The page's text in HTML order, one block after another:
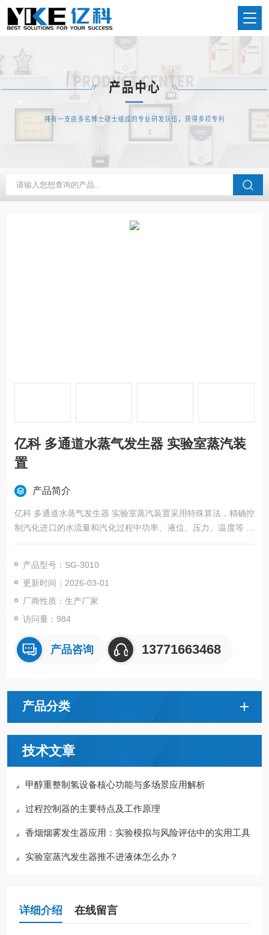
当前位置：首页 产品中心 水蒸气发生器
亿科 多通道水蒸气发生器 实验室蒸汽装
置
产品简介
亿科 多通道水蒸气发生器 实验室蒸汽装置采用特殊算法，精确控
制汽化进口的水流量和汽化过程中功率、液位、压力、温度等 最
终达到对出口蒸汽的调节。精密控制精度，蒸发量大范围精准可
产品型号：SG-3010
更新时间：2026-03-01
厂商性质：生产厂家
访问量：984
产品咨询 13771663468
产品分类
技术文章
甲醇重整制氢设备核心功能与多场景应用解析
过程控制器的主要特点及工作原理
香烟烟雾发生器应用：实验模拟与风险评估中的实用工具
实验室蒸汽发生器推不进液体怎么办？
详细介绍 在线留言